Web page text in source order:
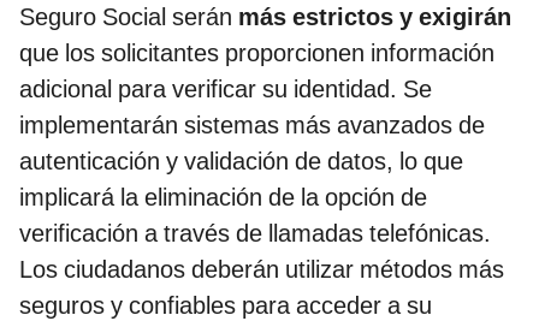
Seguro Social serán más estrictos y exigirán
que los solicitantes proporcionen información
adicional para verificar su identidad. Se
implementarán sistemas más avanzados de
autenticación y validación de datos, lo que
implicará la eliminación de la opción de
verificación a través de llamadas telefónicas.
Los ciudadanos deberán utilizar métodos más
seguros y confiables para acceder a su